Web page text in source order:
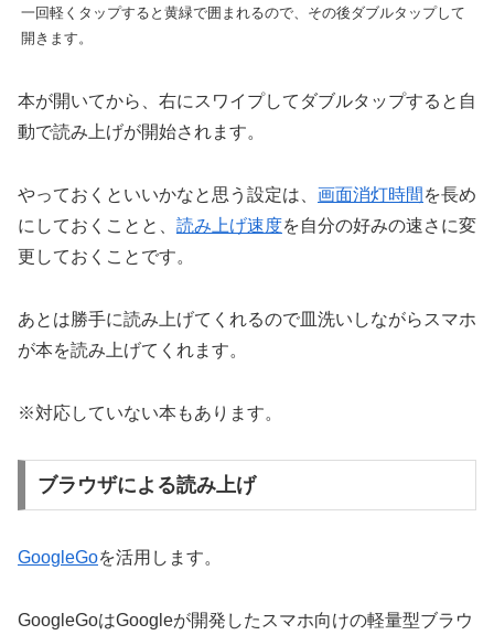
一回軽くタップすると黄緑で囲まれるので、その後ダブルタップして
開きます。
本が開いてから、右にスワイプしてダブルタップすると自
動で読み上げが開始されます。
やっておくといいかなと思う設定は、 画面消灯時間 を長め
にしておくことと、 読み上げ速度を自分の好みの速さに変
更しておくことです。
あとは勝手に読み上げてくれるので皿洗いしながらスマホ
が本を読み上げてくれます。
※対応していない本もあります。
ブラウザによる読み上げ
GoogleGoを活用します。
GoogleGoはGoogleが開発したスマホ向けの軽量型ブラウ